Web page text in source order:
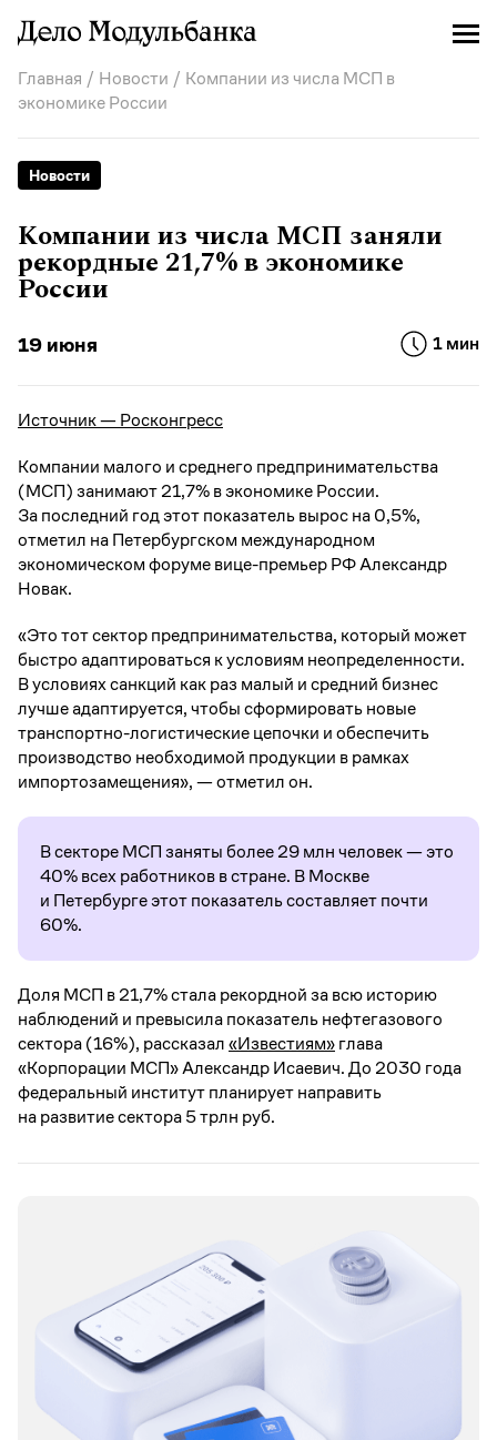
Главная / Новости / Компании из числа МСП в
экономике России
Новости
Компании из числа МСП заняли
рекордные 21,7% в экономике
России
19 июня 1 мин
Источник — Росконгресс
Компании малого и среднего предпринимательства
(МСП) занимают 21,7% в экономике России.
За последний год этот показатель вырос на 0,5%,
отметил на Петербургском международном
экономическом форуме вице-премьер РФ Александр
Новак.
«Это тот сектор предпринимательства, который может
быстро адаптироваться к условиям неопределенности.
В условиях санкций как раз малый и средний бизнес
лучше адаптируется, чтобы сформировать новые
транспортно-логистические цепочки и обеспечить
производство необходимой продукции в рамках
импортозамещения», — отметил он.
В секторе МСП заняты более 29 млн человек — это
40% всех работников в стране. В Москве
и Петербурге этот показатель составляет почти
60%.
Доля МСП в 21,7% стала рекордной за всю историю
наблюдений и превысила показатель нефтегазового
сектора (16%), рассказал«Известиям»глава
«Корпорации МСП» Александр Исаевич. До 2030 года
федеральный институт планирует направить
на развитие сектора 5 трлн руб.